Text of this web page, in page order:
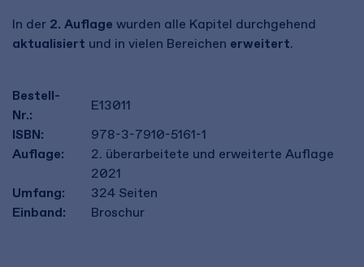
In der 2. Auflage wurden alle Kapitel durchgehend
aktualisiert und in vielen Bereichen erweitert.
Bestell-
Nr.:
E13011
ISBN:
978-3-7910-5161-1
Auflage:
2. überarbeitete und erweiterte Auflage
2021
Umfang:
324 Seiten
Einband:
Broschur